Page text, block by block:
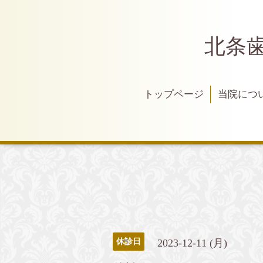
北条
トップページ 当院につ
休診日 2023-12-11 (月)